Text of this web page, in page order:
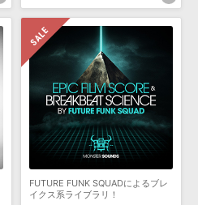
FUTURE FUNK SQUADによるブレ
イクス系ライブラリ！